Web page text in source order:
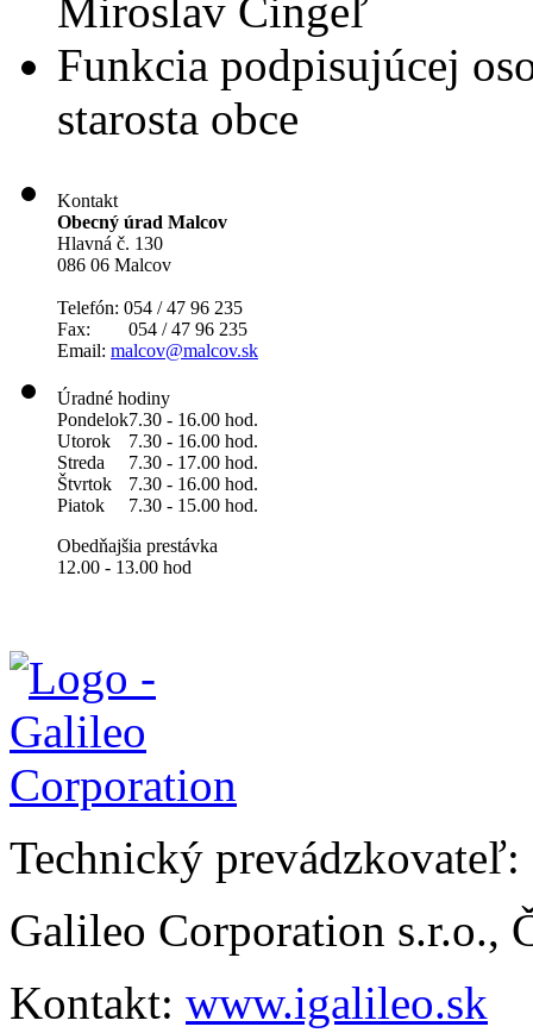
Miroslav Cingeľ
Funkcia podpisujúcej
starosta obce
Kontakt
Obecný úrad Malcov
Hlavná č. 130
086 06 Malcov
Telefón: 054 / 47 96 235
Fax: 054 / 47 96 235
Email: malcov@malcov.sk
Úradné hodiny
Pondelok7.30 - 16.00 hod.
Utorok
7.30 - 16.00 hod.
Streda
7.30 - 17.00 hod.
Štvrtok
7.30 - 16.00 hod.
Piatok
7.30 - 15.00 hod.
Obedňajšia prestávka
12.00 - 13.00 hod
Technický prevádzkovateľ:
Galileo Corporation s.r.o.,
Kontakt: www.igalileo.sk